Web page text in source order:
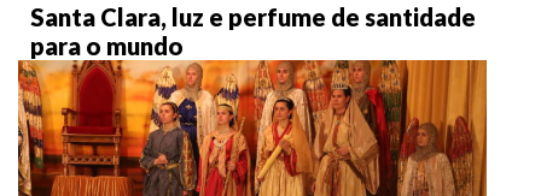
Santa Clara, luz e perfume de santidade
para o mundo